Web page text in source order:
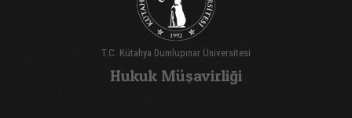
T.C. Kütahya Dumlupınar Üniversitesi
Hukuk Müşavirliği